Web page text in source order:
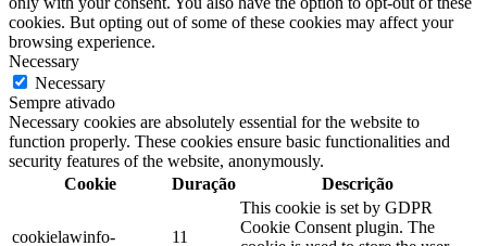
cookies. But opting out of some of these cookies may affect your
browsing experience.
Necessary
Necessary
Sempre ativado
Necessary cookies are absolutely essential for the website to
function properly. These cookies ensure basic functionalities and
security features of the website, anonymously.
Cookie
Duração Descrição
cookielawinfo-
11
This cookie is set by GDPR
Cookie Consent plugin. The